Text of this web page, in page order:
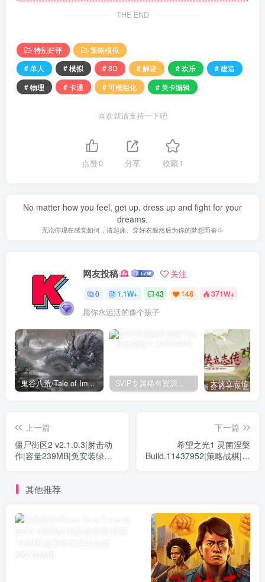
THE END
特别好评
策略模拟
# 单人
# 模拟 # 3D # 解谜 # 欢乐
# 建造
# 物理
# 卡通 # 可模组化 # 关卡编辑
喜欢就请支持一下吧
点赞0 分享 收藏1
No matter how you feel, get up, dress up and fight for your
dreams.
无论你现在感觉如何，请起床、穿好衣服然后为你的梦想而奋斗
网友投稿 关注
0 1.1W+ 43 148 371W+
愿你永远活的像个孩子
鬼谷八荒/Tale of Immortal v1.2.105.259|角色扮演|容量27.4GB|免安装绿色中文版 SVIP专属稀有资源下载 – 持续更新中
上一篇
僵尸街区2 v2.1.0.3|射击动
作|容量239MB|免安装绿色
下一篇
希望之光1 灵菌涅槃
Build.11437952|策略战棋|容
其他推荐